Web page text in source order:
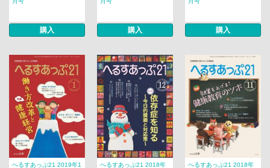
購入 購入 購入
へるすあっぷ21 2019年1
へるすあっぷ21 2018年
へるすあっぷ21 2018年